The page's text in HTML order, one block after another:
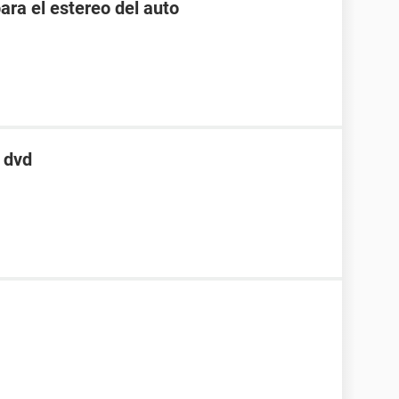
el estereo del auto